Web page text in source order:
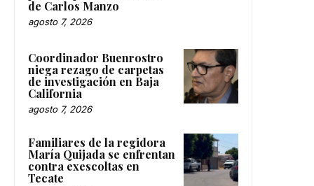
de Carlos Manzo
agosto 7, 2026
Coordinador Buenrostro
niega rezago de carpetas
de investigación en Baja
California
agosto 7, 2026
Familiares de la regidora
María Quijada se enfrentan
contra exescoltas en
Tecate